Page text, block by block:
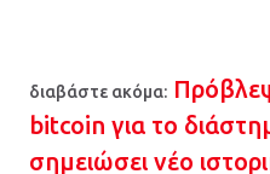
διαβάστε ακόμα:
bitcoin για το
σημειώσει νέο